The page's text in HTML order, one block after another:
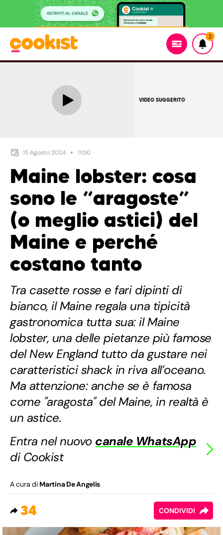
2
VIDEO SUGGERITO
15 Agosto 2024 11:00
Maine lobster: cosa
sono le “aragoste”
(o meglio astici) del
Maine e perché
costano tanto
Tra casette rosse e fari dipinti di
bianco, il Maine regala una tipicità
gastronomica tutta sua: il Maine
lobster, una delle pietanze più famose
del New England tutto da gustare nei
caratteristici shack in riva all’oceano.
Ma attenzione: anche se è famosa
come "aragosta" del Maine, in realtà è
un astice.
Entra nel nuovo canale WhatsApp
di Cookist
A cura di Martina De Angelis
34 CONDIVIDI